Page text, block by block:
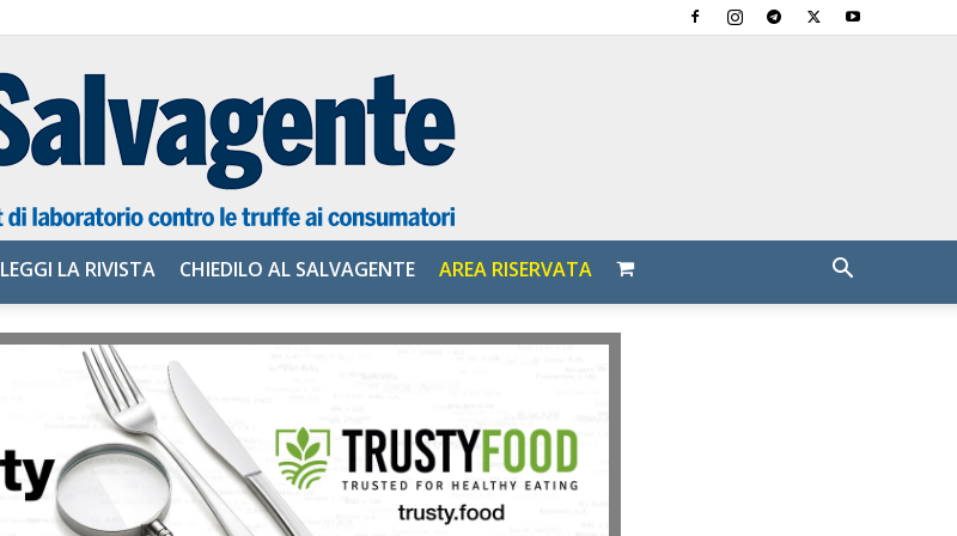
Salvagente
LEGGI LA RIVISTA CHIEDILO AL SALVAGENTE AREA RISERVATA